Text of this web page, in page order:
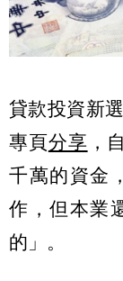
貸款投資新
專頁分享 ，
千萬的資金
作，但本業
的」。